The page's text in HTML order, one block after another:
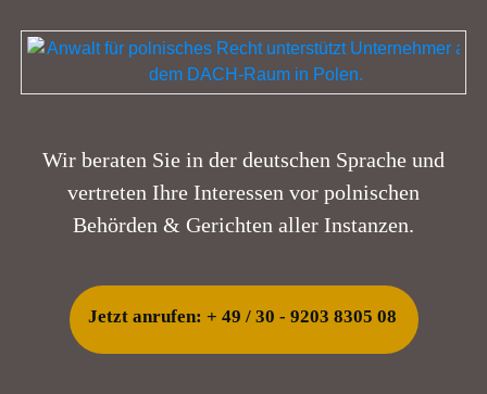
Wir beraten Sie in der deutschen Sprache und
vertreten Ihre Interessen vor polnischen
Behörden & Gerichten aller Instanzen.
Jetzt anrufen: + 49 / 30 - 9203 8305 08